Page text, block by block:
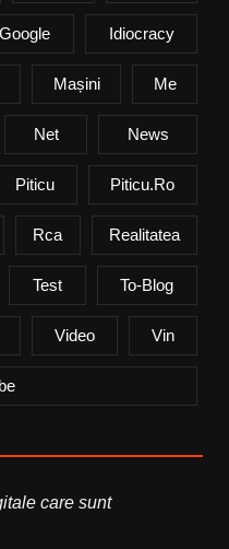
Google Idiocracy
Mașini Me
Net News
Piticu Piticu.ro
Rca Realitatea
Test To-Blog
Video Vin
care sunt